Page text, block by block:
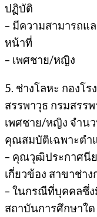
ปฏิบัติ
– มีความสามารถแ
หน้าที่
– เพศชาย/หญิง
5. ช่างโลหะ กองโ
สรรพาวุธ กรมสรร
เพศชาย/หญิง จำน
คุณสมบัติเฉพาะตำ
– คุณวุฒิประกาศนี
เกี่ยวข้อง สาขาช่าง
– ในกรณีที่บุคคลซึ่ง
สถาบันการศึกษาใด